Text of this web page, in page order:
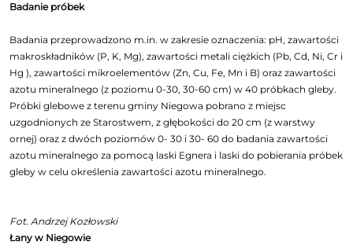
Badanie próbek
Badania przeprowadzono m.in. w zakresie oznaczenia: pH, zawartości
makroskładników (P, K, Mg), zawartości metali ciężkich (Pb, Cd, Ni, Cr i
Hg ), zawartości mikroelementów (Zn, Cu, Fe, Mn i B) oraz zawartości
azotu mineralnego (z poziomu 0-30, 30-60 cm) w 40 próbkach gleby.
Próbki glebowe z terenu gminy Niegowa pobrano z miejsc
uzgodnionych ze Starostwem, z głębokości do 20 cm (z warstwy
ornej) oraz z dwóch poziomów 0- 30 i 30- 60 do badania zawartości
azotu mineralnego za pomocą laski Egnera i laski do pobierania próbek
gleby w celu określenia zawartości azotu mineralnego.
Fot. Andrzej Kozłowski
Łany w Niegowie